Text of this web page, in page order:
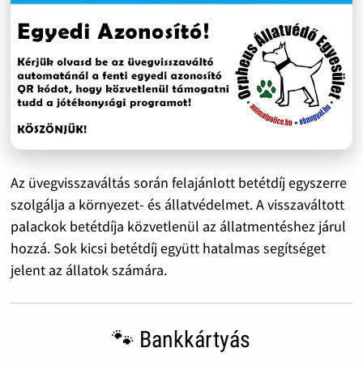
Az üvegvisszaváltás során felajánlott betétdíj egyszerre
szolgálja a környezet- és állatvédelmet. A visszaváltott
palackok betétdíja közvetlenül az állatmentéshez járul
hozzá. Sok kicsi betétdíj együtt hatalmas segítséget
jelent az állatok számára.
🐾 Bankkártyás